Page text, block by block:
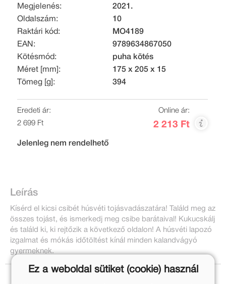
Megjelenés:
2021.
Oldalszám:
10
Raktári kód:
MO4189
EAN:
9789634867050
Kötésmód:
puha kötés
Méret [mm]:
175 x 205 x 15
Tömeg [g]:
394
Eredeti ár:
2 699 Ft
Online ár:
2 213 Ft
Jelenleg nem rendelhető
Leírás
Kísérd el kicsi csibét húsvéti tojásvadászatára! Találd meg az
összes tojást, és ismerkedj meg csibe barátaival! Kukucskálj
és találd ki, ki rejtőzik a következő oldalon! A húsvéti lapozó
izgalmat és mókás időtöltést kínál minden kalandvágyó
gyermeknek.
Ez a weboldal sütiket (cookie) használ